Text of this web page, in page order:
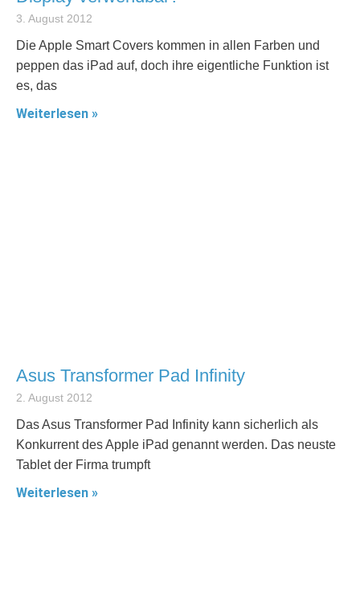
3. August 2012
Die Apple Smart Covers kommen in allen Farben und
peppen das iPad auf, doch ihre eigentliche Funktion ist
es, das
Weiterlesen »
Asus Transformer Pad Infinity
2. August 2012
Das Asus Transformer Pad Infinity kann sicherlich als
Konkurrent des Apple iPad genannt werden. Das neuste
Tablet der Firma trumpft
Weiterlesen »